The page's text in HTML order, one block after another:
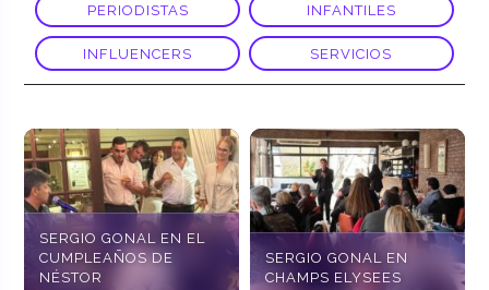
PERIODISTAS INFANTILES
INFLUENCERS SERVICIOS
SERGIO GONAL EN EL
CUMPLEAÑOS DE
NÉSTOR
SERGIO GONAL EN
CHAMPS ELYSEES